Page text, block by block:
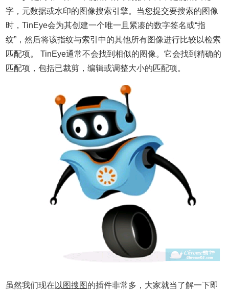
字，元数据或水印的图像搜索引擎。当您提交要搜索的图像
时，TinEye会为其创建一个唯一且紧凑的数字签名或“指
纹”，然后将该指纹与索引中的其他所有图像进行比较以检索
匹配项。 TinEye通常不会找到相似的图像。它会找到精确的
匹配项，包括已裁剪，编辑或调整大小的匹配项。
虽然我们现在 以图搜图 的插件非常多，大家就当了解一下即